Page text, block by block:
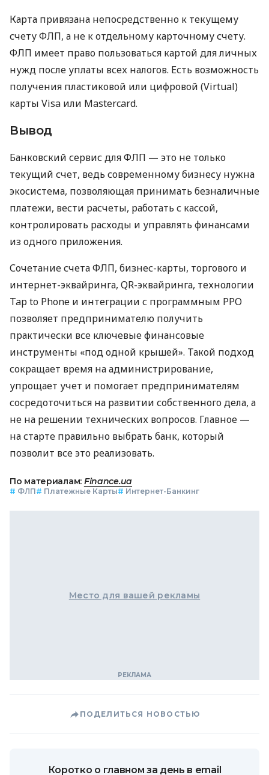
Карта привязана непосредственно к текущему
счету ФЛП, а не к отдельному карточному счету.
ФЛП имеет право пользоваться картой для личных
нужд после уплаты всех налогов. Есть возможность
получения пластиковой или цифровой (Virtual)
карты Visa или Mastercard.
Вывод
Банковский сервис для ФЛП — это не только
текущий счет, ведь современному бизнесу нужна
экосистема, позволяющая принимать безналичные
платежи, вести расчеты, работать с кассой,
контролировать расходы и управлять финансами
из одного приложения.
Сочетание счета ФЛП, бизнес-карты, торгового и
интернет-эквайринга, QR-эквайринга, технологии
Tap to Phone и интеграции с программным РРО
позволяет предпринимателю получить
практически все ключевые финансовые
инструменты «под одной крышей». Такой подход
сокращает время на администрирование,
упрощает учет и помогает предпринимателям
сосредоточиться на развитии собственного дела, а
не на решении технических вопросов. Главное —
на старте правильно выбрать банк, который
позволит все это реализовать.
По материалам: Finance.ua
# ФЛП# Платежные Карты# Интернет-Банкинг
Место для вашей рекламы
ПОДЕЛИТЬСЯ НОВОСТЬЮ
Коротко о главном за день в email